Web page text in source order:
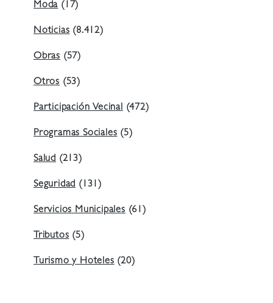
Moda (17)
Noticias (8.412)
Obras (57)
Otros (53)
Participación Vecinal (472)
Programas Sociales (5)
Salud (213)
Seguridad (131)
Servicios Municipales (61)
Tributos (5)
Turismo y Hoteles (20)